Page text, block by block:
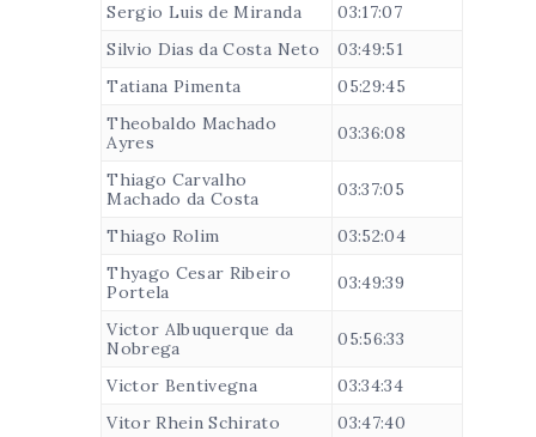
Sergio Luis de Miranda
03:17:07
Silvio Dias da Costa Neto
03:49:51
Tatiana Pimenta
05:29:45
Theobaldo Machado
Ayres
03:36:08
Thiago Carvalho
Machado da Costa
03:37:05
Thiago Rolim
03:52:04
Thyago Cesar Ribeiro
Portela
03:49:39
Victor Albuquerque da
Nobrega
05:56:33
Victor Bentivegna
03:34:34
Vitor Rhein Schirato
03:47:40